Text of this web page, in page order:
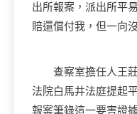
出所報案，派出所平
賠還償付我，但一向
查察室擔任人王莊
法院白馬井法庭提起
報案筆錄這一要害證